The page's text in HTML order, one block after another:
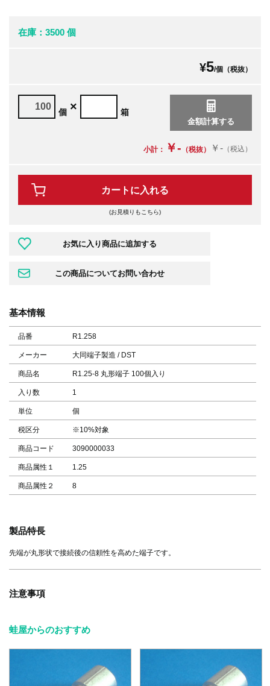
在庫：3500 個
¥5/個（税抜）
個 × 箱
小計： ￥- （税抜） ￥- （税込）
カートに入れる
(お見積りもこちら)
基本情報
品番 R1.258
メーカー 大同端子製造 / DST
商品名 R1.25-8 丸形端子 100個入り
入り数 1
単位 個
税区分 ※10%対象
商品コード 3090000033
商品属性１ 1.25
商品属性２ 8
製品特長
先端が丸形状で接続後の信頼性を高めた端子です。
注意事項
蛙屋からのおすすめ